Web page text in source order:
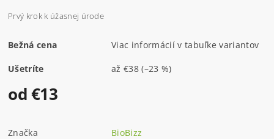
Prvý krok k úžasnej úrode
Bežná cena Viac informácií v tabuľke variantov
Ušetríte až€38(–23 %)
od €13
Značka
BioBizz